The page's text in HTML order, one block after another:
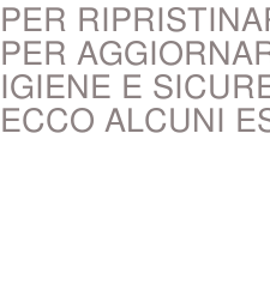
PER
PER
IGIENE E
ECCO ALCUNI